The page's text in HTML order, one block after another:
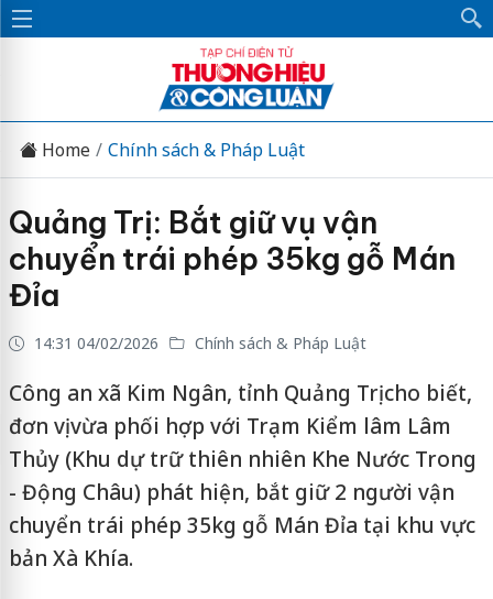
Home Chính sách & Pháp Luật
Quảng Trị: Bắt giữ vụ vận
chuyển trái phép 35kg gỗ Mán
Đỉa
14:31 04/02/2026 Chính sách & Pháp Luật
Công an xã Kim Ngân, tỉnh Quảng Trị cho biết,
đơn vị vừa phối hợp với Trạm Kiểm lâm Lâm
Thủy (Khu dự trữ thiên nhiên Khe Nước Trong
- Động Châu) phát hiện, bắt giữ 2 người vận
chuyển trái phép 35kg gỗ Mán Đỉa tại khu vực
bản Xà Khía.